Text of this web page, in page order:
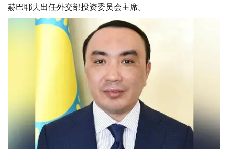
赫巴耶夫出任外交部投资委员会主席。